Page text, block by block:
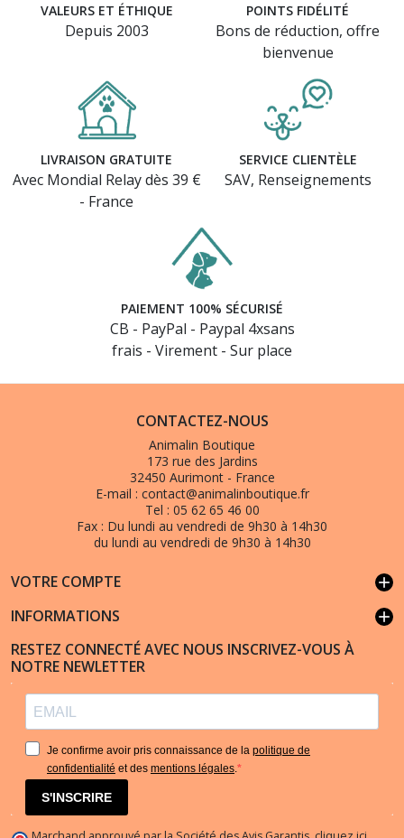
VALEURS ET ÉTHIQUE
Depuis 2003
POINTS FIDÉLITÉ
Bons de réduction, offre
bienvenue
LIVRAISON GRATUITE
Avec Mondial Relay dès 39 €
- France
SERVICE CLIENTÈLE
SAV, Renseignements
PAIEMENT 100% SÉCURISÉ
CB - PayPal - Paypal 4xsans
frais - Virement - Sur place
CONTACTEZ-NOUS
Animalin Boutique
173 rue des Jardins
32450 Aurimont - France
E-mail : contact@animalinboutique.fr
Tel : 05 62 65 46 00
Fax : Du lundi au vendredi de 9h30 à 14h30
du lundi au vendredi de 9h30 à 14h30
VOTRE COMPTE add
INFORMATIONS add
RESTEZ CONNECTÉ AVEC NOUS INSCRIVEZ-VOUS À
NOTRE NEWLETTER
Je confirme avoir pris connaissance de la politique de
confidentialité et des mentions légales.
S'INSCRIRE